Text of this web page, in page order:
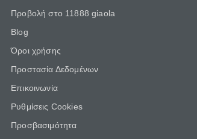
Προβολή στο 11888 giaola
Blog
Όροι χρήσης
Προστασία Δεδομένων
Επικοινωνία
Ρυθμίσεις Cookies
Προσβασιμότητα